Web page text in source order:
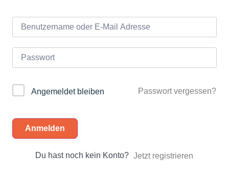
Angemeldet bleiben Passwort vergessen?
Anmelden
Du hast noch kein Konto? Jetzt registrieren